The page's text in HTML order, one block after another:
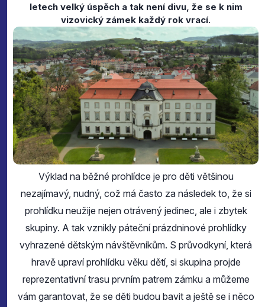
letech velký úspěch a tak není divu, že se k nim
vizovický zámek každý rok vrací.
Výklad na běžné prohlídce je pro děti většinou
nezajímavý, nudný, což má často za následek to, že si
prohlídku neužije nejen otrávený jedinec, ale i zbytek
skupiny. A tak vznikly páteční prázdninové prohlídky
vyhrazené dětským návštěvníkům. S průvodkyní, která
hravě upraví prohlídku věku dětí, si skupina projde
reprezentativní trasu prvním patrem zámku a můžeme
vám garantovat, že se děti budou bavit a ještě se i něco